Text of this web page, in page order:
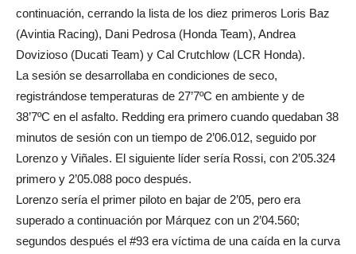
continuación, cerrando la lista de los diez primeros Loris Baz
(Avintia Racing), Dani Pedrosa (Honda Team), Andrea
Dovizioso (Ducati Team) y Cal Crutchlow (LCR Honda).
La sesión se desarrollaba en condiciones de seco,
registrándose temperaturas de 27’7ºC en ambiente y de
38’7ºC en el asfalto. Redding era primero cuando quedaban 38
minutos de sesión con un tiempo de 2’06.012, seguido por
Lorenzo y Viñales. El siguiente líder sería Rossi, con 2’05.324
primero y 2’05.088 poco después.
Lorenzo sería el primer piloto en bajar de 2’05, pero era
superado a continuación por Márquez con un 2’04.560;
segundos después el #93 era víctima de una caída en la curva